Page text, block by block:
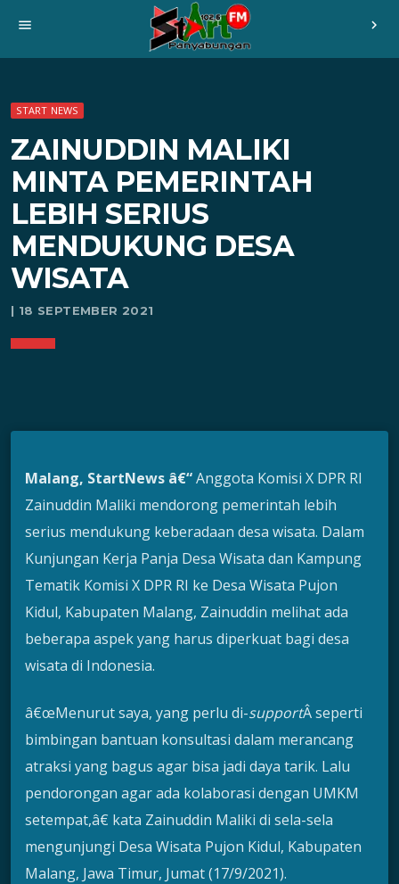
menu chevron_right
START NEWS
ZAINUDDIN MALIKI
MINTA PEMERINTAH
LEBIH SERIUS
MENDUKUNG DESA
WISATA
| 18 SEPTEMBER 2021
Malang, StartNews â€“Anggota Komisi X DPR RI
Zainuddin Maliki mendorong pemerintah lebih
serius mendukung keberadaan desa wisata. Dalam
Kunjungan Kerja Panja Desa Wisata dan Kampung
Tematik Komisi X DPR RI ke Desa Wisata Pujon
Kidul, Kabupaten Malang, Zainuddin melihat ada
beberapa aspek yang harus diperkuat bagi desa
wisata di Indonesia.
â€œMenurut saya, yang perlu di-supportÂ seperti
bimbingan bantuan konsultasi dalam merancang
atraksi yang bagus agar bisa jadi daya tarik. Lalu
pendorongan agar ada kolaborasi dengan UMKM
setempat,â€ kata Zainuddin Maliki di sela-sela
mengunjungi Desa Wisata Pujon Kidul, Kabupaten
Malang, Jawa Timur, Jumat (17/9/2021).